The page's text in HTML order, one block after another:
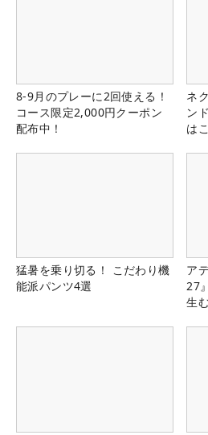
8-9月のプレーに2回使える！
コース限定2,000円クーポン
配布中！
ネ
ン
は
猛暑を乗り切る！ こだわり機
能派パンツ4選
ア
27
生